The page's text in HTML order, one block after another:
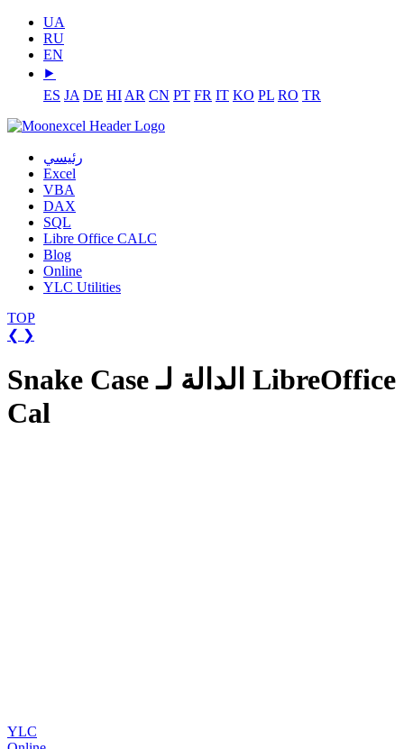
UA
RU
EN
⯈
ES JA DE HI AR CN PT FR IT KO PL RO TR
رئيسي
Excel
VBA
DAX
SQL
Libre Office CALC
Blog
Online
YLC Utilities
TOP
❮ ❯
Snake Case الدالة لـ LibreOffice
Cal
YLC